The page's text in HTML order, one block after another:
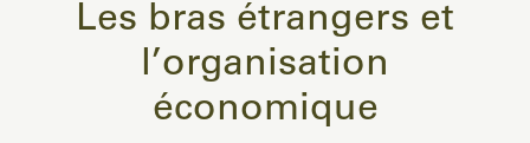
Les bras étrangers et
l’organisation
économique